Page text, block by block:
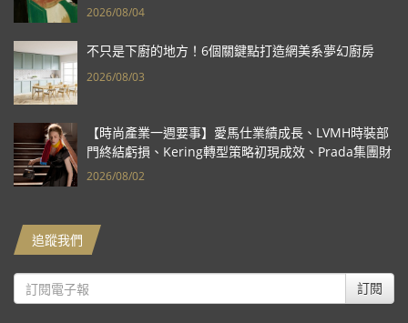
2026/08/04
不只是下廚的地方！6個關鍵點打造網美系夢幻廚房
2026/08/03
【時尚產業一週要事】愛馬仕業績成長、LVMH時裝部
門終結虧損、Kering轉型策略初現成效、Prada集團財
報亮眼
2026/08/02
追蹤我們
訂閱